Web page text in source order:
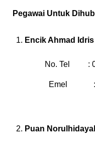
Pegawai Untuk
Encik Ahmad
No. Tel :
Emel :
Puan